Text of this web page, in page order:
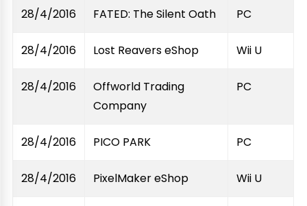
28/4/2016 FATED: The Silent Oath PC
28/4/2016 Lost Reavers eShop Wii U
28/4/2016
Offworld Trading
Company
PC
28/4/2016 PICO PARK PC
28/4/2016 PixelMaker eShop Wii U